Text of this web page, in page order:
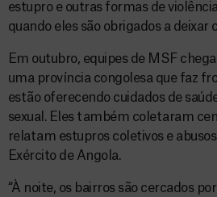
estupro e outras formas de
quando eles são obrigados a deixar
Em outubro, equipes de MSF
uma província congolesa que faz
estão oferecendo cuidados de
sexual. Eles também coletaram
relatam estupros coletivos e
Exército de Angola.
“À noite, os bairros são cercados